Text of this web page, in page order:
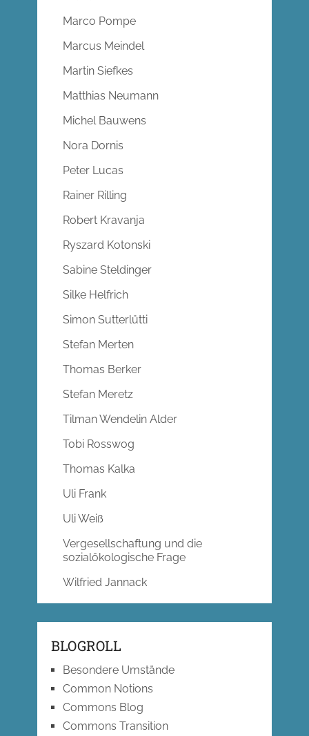
Marco Pompe
Marcus Meindel
Martin Siefkes
Matthias Neumann
Michel Bauwens
Nora Dornis
Peter Lucas
Rainer Rilling
Robert Kravanja
Ryszard Kotonski
Sabine Steldinger
Silke Helfrich
Simon Sutterlütti
Stefan Merten
Thomas Berker
Stefan Meretz
Tilman Wendelin Alder
Tobi Rosswog
Thomas Kalka
Uli Frank
Uli Weiß
Vergesellschaftung und die
sozialökologische Frage
Wilfried Jannack
BLOGROLL
Besondere Umstände
Common Notions
Commons Blog
Commons Transition